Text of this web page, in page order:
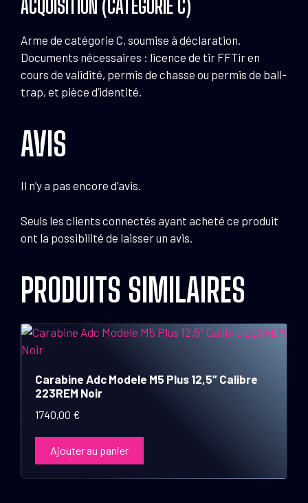
ACQUISITION (CATÉGORIE C)
Arme de catégorie C, soumise à déclaration.
Documents nécessaires : licence de tir FFTir en
cours de validité, permis de chasse ou permis de ball-
trap, et pièce d’identité.
AVIS
Il n’y a pas encore d’avis.
Seuls les clients connectés ayant acheté ce produit
ont la possibilité de laisser un avis.
PRODUITS SIMILAIRES
Carabine Adc Modele M5 Plus 12,5″ Calibre
223REM Noir
1740,00 €
Ajouter au panier